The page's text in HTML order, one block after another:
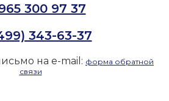
300 97 37
343-63-37
на e-mail: форма обратной
связи